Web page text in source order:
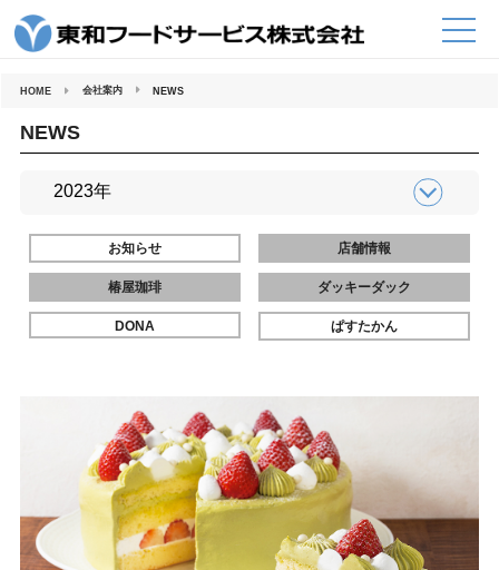
HOME 会社案内 NEWS
NEWS
お知らせ 店舗情報
椿屋珈琲 ダッキーダック
DONA ぱすたかん